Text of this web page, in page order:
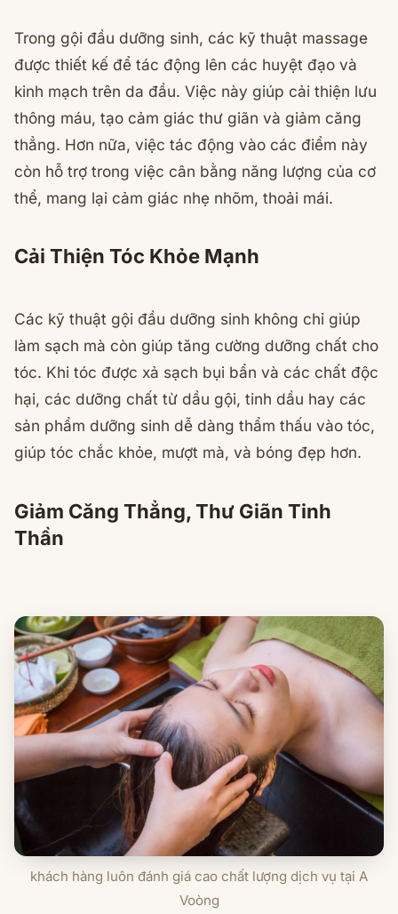
Trong gội đầu dưỡng sinh, các kỹ thuật massage
được thiết kế để tác động lên các huyệt đạo và
kinh mạch trên da đầu. Việc này giúp cải thiện lưu
thông máu, tạo cảm giác thư giãn và giảm căng
thẳng. Hơn nữa, việc tác động vào các điểm này
còn hỗ trợ trong việc cân bằng năng lượng của cơ
thể, mang lại cảm giác nhẹ nhõm, thoải mái.
Cải Thiện Tóc Khỏe Mạnh
Các kỹ thuật gội đầu dưỡng sinh không chỉ giúp
làm sạch mà còn giúp tăng cường dưỡng chất cho
tóc. Khi tóc được xả sạch bụi bẩn và các chất độc
hại, các dưỡng chất từ dầu gội, tinh dầu hay các
sản phẩm dưỡng sinh dễ dàng thẩm thấu vào tóc,
giúp tóc chắc khỏe, mượt mà, và bóng đẹp hơn.
Giảm Căng Thẳng, Thư Giãn Tinh
Thần
khách hàng luôn đánh giá cao chất lượng dịch vụ tại A
Voòng